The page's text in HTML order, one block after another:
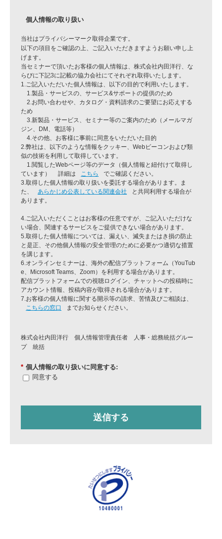
個人情報の取り扱い
当社はプライバシーマーク取得企業です。
以下の項目をご確認の上、ご記入いただきますようお願い申し上
げます。
当セミナーで頂いたお客様の個人情報は、株式会社内田洋行、な
らびに下記3に記載の協力会社にてそれぞれ取得いたします。
1.ご記入いただいた個人情報は、以下の目的で利用いたします。
1.製品・サービスの、サービス&サポートの提供のため
2.お問い合わせや、カタログ・資料請求のご要望にお応えする
ため
3.新製品・サービス、セミナー等のご案内のため（メールマガ
ジン、DM、電話等）
4.その他、お客様に事前に同意をいただいた目的
2.弊社は、以下のような情報をクッキー、Webビーコンおよび類
似の技術を利用して取得しています。
1.閲覧したWebページ等のデータ（個人情報と紐付けて取得し
ています） 詳細は
こちら
でご確認ください。
3.取得した個人情報の取り扱いを委託する場合があります。ま
た、
あらかじめ公表している関連会社
と共同利用する場合が
あります。
4.ご記入いただくことはお客様の任意ですが、ご記入いただけな
い場合、関連するサービスをご提供できない場合があります。
5.取得した個人情報については、漏えい、滅失またはき損の防止
と是正、その他個人情報の安全管理のために必要かつ適切な措置
を講じます。
6.オンラインセミナーは、海外の配信プラットフォーム（YouTub
e、Microsoft Teams、Zoom）を利用する場合があります。
配信プラットフォームでの視聴ログイン、チャットへの投稿時に
アカウント情報、投稿内容が取得される場合があります。
7.お客様の個人情報に関する開示等の請求、苦情及びご相談は、
こちらの窓口
までお知らせください。
株式会社内田洋行 個人情報管理責任者 人事・総務統括グルー
プ 統括
* 個人情報の取り扱いに同意する:
同意する
送信する